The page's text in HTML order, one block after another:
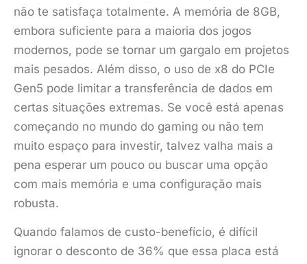
não te satisfaça totalmente. A memória de 8GB,
embora suficiente para a maioria dos jogos
modernos, pode se tornar um gargalo em projetos
mais pesados. Além disso, o uso de x8 do PCIe
Gen5 pode limitar a transferência de dados em
certas situações extremas. Se você está apenas
começando no mundo do gaming ou não tem
muito espaço para investir, talvez valha mais a
pena esperar um pouco ou buscar uma opção
com mais memória e uma configuração mais
robusta.
Quando falamos de custo-benefício, é difícil
ignorar o desconto de 36% que essa placa está